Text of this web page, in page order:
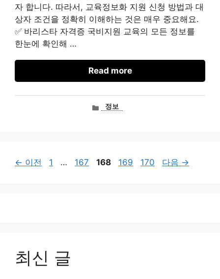
자 합니다. 따라서, 교육정보화 지원 신청 방법과 대
상자 조건을 정확히 이해하는 것은 매우 중요해요.
✅ 바리스타 자격증 국비지원 교육의 모든 정보를
한눈에 확인해 …
Read more
카정보
← 이전
페
1 …
페
167
페
168
페
169
페
170 다음 →
최신 글